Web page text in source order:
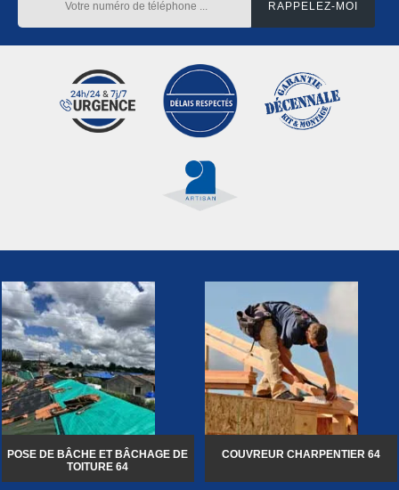
POSE DE BÂCHE ET BÂCHAGE DE
TOITURE 64
COUVREUR CHARPENTIER 64